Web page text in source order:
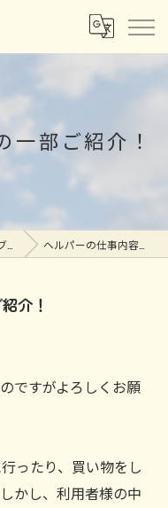
一部ご紹介！
グ ヘルパーの仕事内容の一部ご紹介！
介！
ですがよろしくお願
ったり、買い物をし
かし、利用者様の中